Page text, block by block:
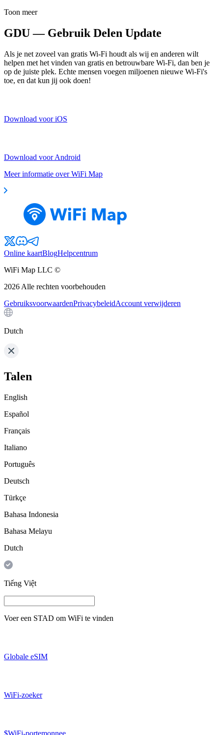
Toon meer
GDU — Gebruik Delen Update
Als je net zoveel van gratis Wi-Fi houdt als wij en anderen wilt
helpen met het vinden van gratis en betrouwbare Wi-Fi, dan ben je
op de juiste plek. Echte mensen voegen miljoenen nieuwe Wi-Fi's
toe, en dat kun jij ook doen!
Download voor iOS
Download voor Android
Meer informatie over WiFi Map
Online kaartBlogHelpcentrum
WiFi Map LLC ©
2026 Alle rechten voorbehouden
GebruiksvoorwaardenPrivacybeleidAccount verwijderen
Dutch
Talen
English
Español
Français
Italiano
Português
Deutsch
Türkçe
Bahasa Indonesia
Bahasa Melayu
Dutch
Tiếng Việt
Voer een STAD om WiFi te vinden
Globale eSIM
WiFi-zoeker
$WiFi-portemonnee